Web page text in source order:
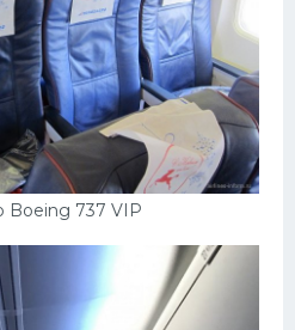
Boeing 737 VIP